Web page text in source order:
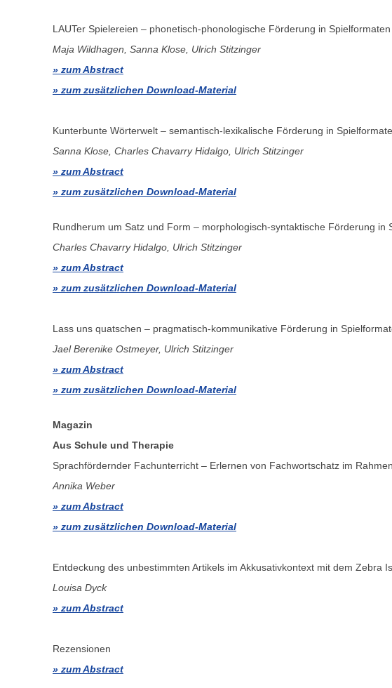
LAUTer Spielereien – phonetisch-phonologische Förderung in Spielformaten
Maja Wildhagen, Sanna Klose, Ulrich Stitzinger
zum Abstract
zum zusätzlichen Download-Material
Kunterbunte Wörterwelt – semantisch-lexikalische Förderung in
Sanna Klose, Charles Chavarry Hidalgo, Ulrich Stitzinger
zum Abstract
zum zusätzlichen Download-Material
Rundherum um Satz und Form – morphologisch-syntaktische Förderung in
Charles Chavarry Hidalgo, Ulrich Stitzinger
zum Abstract
zum zusätzlichen Download-Material
Lass uns quatschen – pragmatisch-kommunikative Förderung in
Jael Berenike Ostmeyer, Ulrich Stitzinger
zum Abstract
zum zusätzlichen Download-Material
Magazin
Aus Schule und Therapie
Sprachfördernder Fachunterricht – Erlernen von Fachwortschatz im
Annika Weber
zum Abstract
zum zusätzlichen Download-Material
Entdeckung des unbestimmten Artikels im Akkusativkontext mit dem Zebra
Louisa Dyck
zum Abstract
Rezensionen
zum Abstract